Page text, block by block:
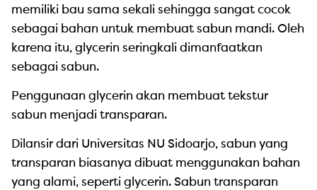
memiliki bau sama sekali sehingga sangat cocok
sebagai bahan untuk membuat sabun mandi. Oleh
karena itu, glycerin seringkali dimanfaatkan
sebagai sabun.
Penggunaan glycerin akan membuat tekstur
sabun menjadi transparan.
Dilansir dari Universitas NU Sidoarjo, sabun yang
transparan biasanya dibuat menggunakan bahan
yang alami, seperti glycerin. Sabun transparan